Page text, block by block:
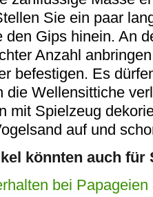
Sie ein paar
den Gips hinein. An
Anzahl
befestigen. Es
die Wellensittiche
mit Spielzeug
auf und
könnten auch für
bei